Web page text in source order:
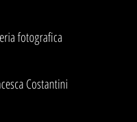
fotografica
Costantini